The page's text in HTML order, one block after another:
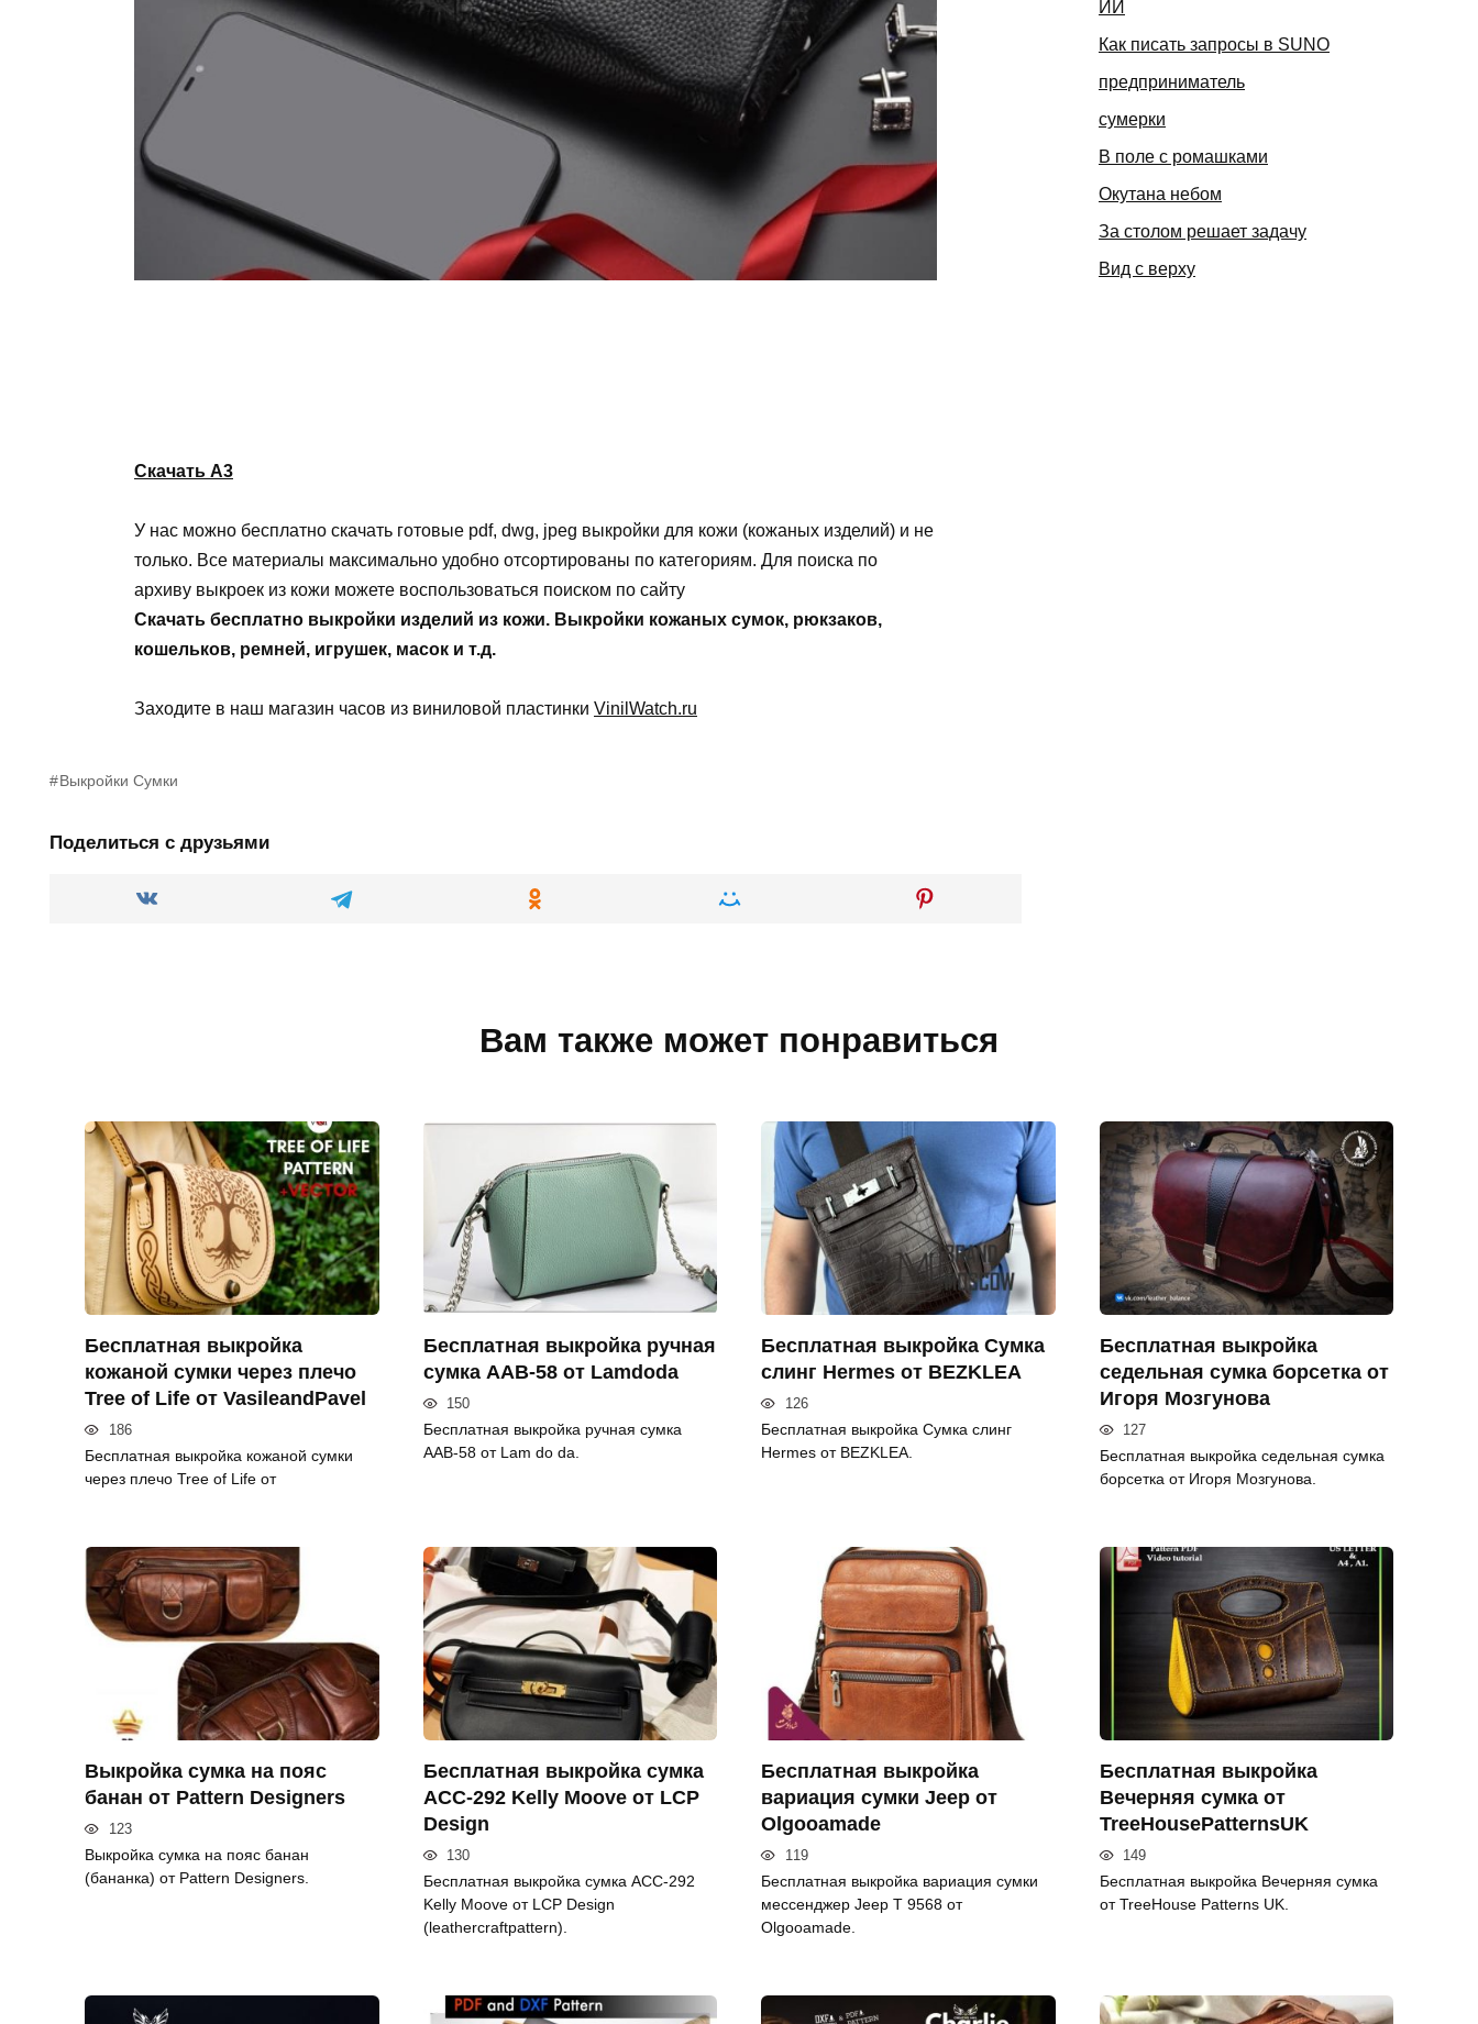
Скачать A3
У нас можно бесплатно скачать готовые pdf, dwg, jpeg выкройки для кожи (кожаных изделий) и не
только. Все материалы максимально удобно отсортированы по категориям. Для поиска по
архиву выкроек из кожи можете воспользоваться поиском по сайту
Скачать бесплатно выкройки изделий из кожи. Выкройки кожаных сумок, рюкзаков,
кошельков, ремней, игрушек, масок и т.д.
Заходите в наш магазин часов из виниловой пластинки VinilWatch.ru
Выкройки Сумки
Поделиться с друзьями
ИИ
Как писать запросы в SUNO
предприниматель
сумерки
В поле с ромашками
Окутана небом
За столом решает задачу
Вид с верху
Вам также может понравиться
Бесплатная выкройка
кожаной сумки через плечо
Tree of Life от VasileandPavel
186
Бесплатная выкройка кожаной сумки
через плечо Tree of Life от
Бесплатная выкройка ручная
сумка AAB-58 от Lamdoda
150
Бесплатная выкройка ручная сумка
AAB-58 от Lam do da.
Бесплатная выкройка Сумка
слинг Hermes от BEZKLEA
126
Бесплатная выкройка Сумка слинг
Hermes от BEZKLEA.
Бесплатная выкройка
седельная сумка борсетка от
Игоря Мозгунова
127
Бесплатная выкройка седельная сумка
борсетка от Игоря Мозгунова.
Выкройка сумка на пояс
банан от Pattern Designers
123
Выкройка сумка на пояс банан
(бананка) от Pattern Designers.
Бесплатная выкройка сумка
ACC-292 Kelly Moove от LCP
Design
130
Бесплатная выкройка сумка ACC-292
Kelly Moove от LCP Design
(leathercraftpattern).
Бесплатная выкройка
вариация сумки Jeep от
Olgooamade
119
Бесплатная выкройка вариация сумки
мессенджер Jeep T 9568 от
Olgooamade.
Бесплатная выкройка
Вечерняя сумка от
TreeHousePatternsUK
149
Бесплатная выкройка Вечерняя сумка
от TreeHouse Patterns UK.